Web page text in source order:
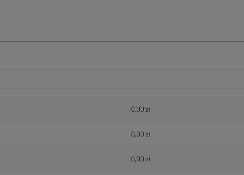
0,00 zł
0,00 zł
0,00 zł